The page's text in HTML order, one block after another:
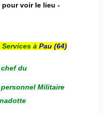
pour voir le lieu -
à Pau (64)
du
Militaire